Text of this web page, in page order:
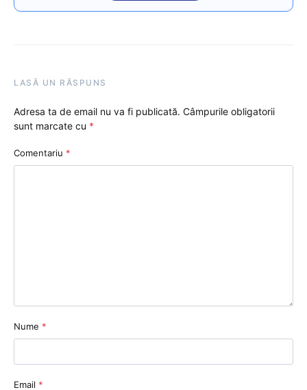
LASĂ UN RĂSPUNS
Adresa ta de email nu va fi publicată. Câmpurile obligatorii
sunt marcate cu *
Comentariu *
Nume *
Email *